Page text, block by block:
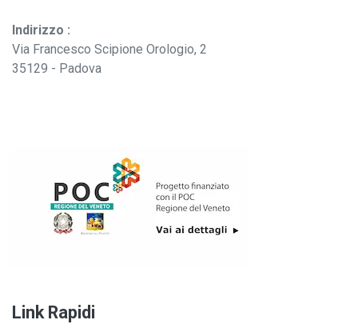
Indirizzo :
Via Francesco Scipione Orologio, 2
35129 - Padova
Link Rapidi